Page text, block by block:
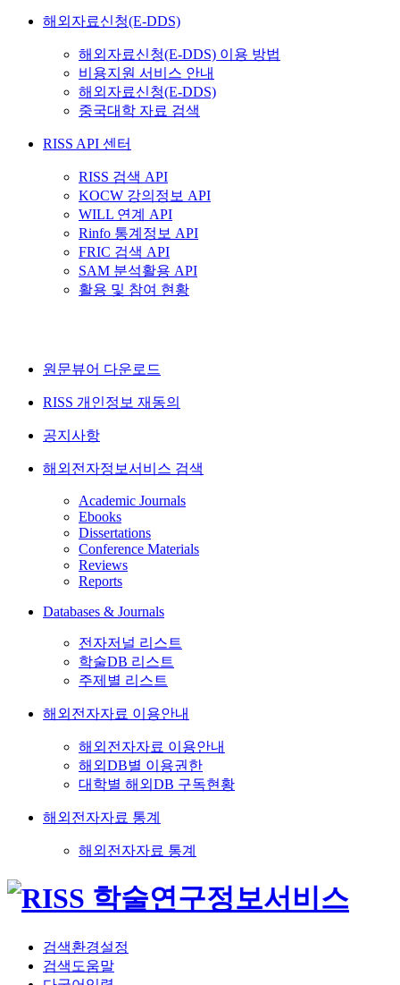
해외자료신청(E-DDS)
해외자료신청(E-DDS) 이용 방법
비용지원 서비스 안내
해외자료신청(E-DDS)
중국대학 자료 검색
RISS API 센터
RISS 검색 API
KOCW 강의정보 API
WILL 연계 API
Rinfo 통계정보 API
FRIC 검색 API
SAM 분석활용 API
활용 및 참여 현황
원문뷰어 다운로드
RISS 개인정보 재동의
공지사항
해외전자정보서비스 검색
Academic Journals
Ebooks
Dissertations
Conference Materials
Reviews
Reports
Databases & Journals
전자저널 리스트
학술DB 리스트
주제별 리스트
해외전자자료 이용안내
해외전자자료 이용안내
해외DB별 이용권한
대학별 해외DB 구독현황
해외전자자료 통계
해외전자자료 통계
검색환경설정
검색도움말